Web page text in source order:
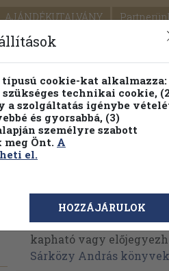
AJÁNDÉKUTALVÁNY
SEGÍTSÉG
FENNTARTHATÓ
Témaköri fa
Dr. Sárközy András
Dr. Sárközy András
kapható vagy
Sárközy András
cookie-kat alkalmazza:
technikai cookie,
a szolgáltatás igénybe
és gyorsabbá, (3)
személyre szabott
Önt. A
el.
HOZZÁJÁRULOK